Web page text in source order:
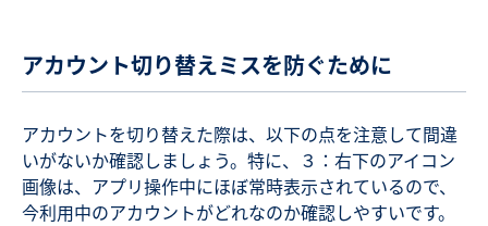
アカウント切り替えミスを防ぐために
アカウントを切り替えた際は、以下の点を注意して間違
いがないか確認しましょう。特に、３：右下のアイコン
画像は、アプリ操作中にほぼ常時表示されているので、
今利用中のアカウントがどれなのか確認しやすいです。